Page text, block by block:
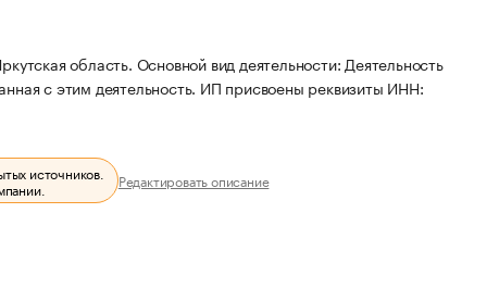
область. Основной вид деятельности: Деятельность
с этим деятельность. ИП присвоены реквизиты ИНН:
источников.
Редактировать описание